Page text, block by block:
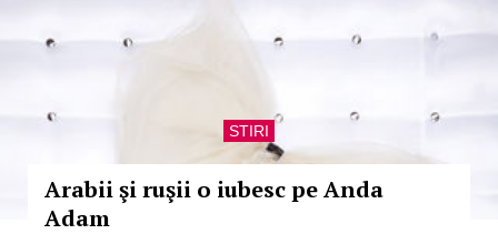
STIRI
Arabii şi ruşii o iubesc pe Anda
Adam